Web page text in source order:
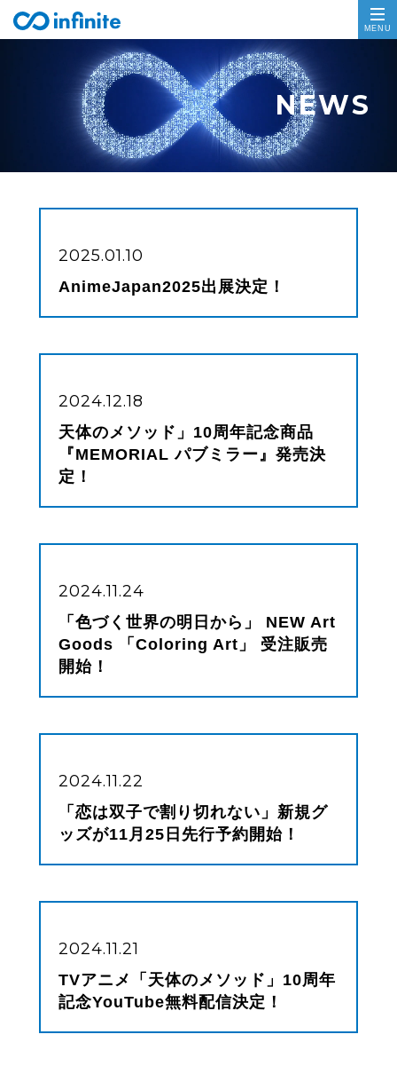
2025.01.10
AnimeJapan2025出展決定！
2024.12.18
天体のメソッド」10周年記念商品
『MEMORIAL パブミラー』発売決
定！
2024.11.24
「色づく世界の明日から」 NEW Art
Goods 「Coloring Art」 受注販売
開始！
2024.11.22
「恋は双子で割り切れない」新規グ
ッズが11月25日先行予約開始！
2024.11.21
TVアニメ「天体のメソッド」10周年
記念YouTube無料配信決定！